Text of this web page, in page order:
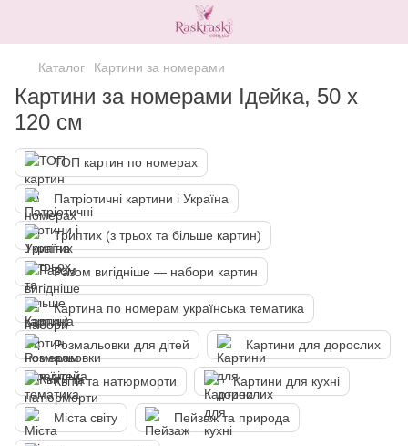
Каталог Картини за номерами
Картини за номерами Ідейка, 50 х
120 см
ТОП картин по номерах
Патріотичні картини і Україна
Триптих (з трьох та більше картин)
Разом вигідніше — набори картин
Картина по номерам українська тематика
Розмальовки для дітей Картини для дорослих
Квіти та натюрморти Картини для кухні
Міста світу Пейзаж та природа